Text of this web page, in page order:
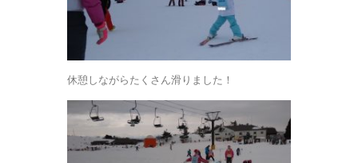
休憩しながらたくさん滑りました！